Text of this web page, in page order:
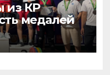
из КР
медалей